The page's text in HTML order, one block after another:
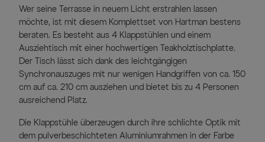
Wer seine Terrasse in neuem Licht erstrahlen lassen
möchte, ist mit diesem Komplettset von Hartman bestens
beraten. Es besteht aus 4 Klappstühlen und einem
Ausziehtisch mit einer hochwertigen Teakholztischplatte.
Der Tisch lässt sich dank des leichtgängigen
Synchronauszuges mit nur wenigen Handgriffen von ca. 150
cm auf ca. 210 cm ausziehen und bietet bis zu 4 Personen
ausreichend Platz.
Die Klappstühle überzeugen durch ihre schlichte Optik mit
dem pulverbeschichteten Aluminiumrahmen in der Farbe